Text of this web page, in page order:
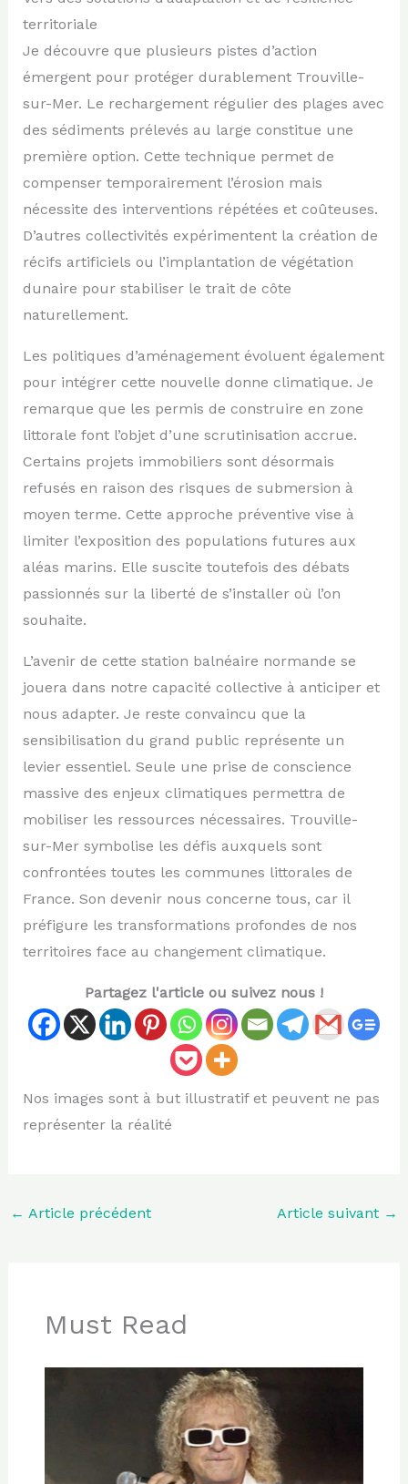
territoriale
Je découvre que plusieurs pistes d’action
émergent pour protéger durablement Trouville-
sur-Mer. Le rechargement régulier des plages avec
des sédiments prélevés au large constitue une
première option. Cette technique permet de
compenser temporairement l’érosion mais
nécessite des interventions répétées et coûteuses.
D’autres collectivités expérimentent la création de
récifs artificiels ou l’implantation de végétation
dunaire pour stabiliser le trait de côte
naturellement.
Les politiques d’aménagement évoluent également
pour intégrer cette nouvelle donne climatique. Je
remarque que les permis de construire en zone
littorale font l’objet d’une scrutinisation accrue.
Certains projets immobiliers sont désormais
refusés en raison des risques de submersion à
moyen terme. Cette approche préventive vise à
limiter l’exposition des populations futures aux
aléas marins. Elle suscite toutefois des débats
passionnés sur la liberté de s’installer où l’on
souhaite.
L’avenir de cette station balnéaire normande se
jouera dans notre capacité collective à anticiper et
nous adapter. Je reste convaincu que la
sensibilisation du grand public représente un
levier essentiel. Seule une prise de conscience
massive des enjeux climatiques permettra de
mobiliser les ressources nécessaires. Trouville-
sur-Mer symbolise les défis auxquels sont
confrontées toutes les communes littorales de
France. Son devenir nous concerne tous, car il
préfigure les transformations profondes de nos
territoires face au changement climatique.
Partagez l'article ou suivez nous !
Nos images sont à but illustratif et peuvent ne pas
représenter la réalité
← Article précédent Article suivant →
Must Read